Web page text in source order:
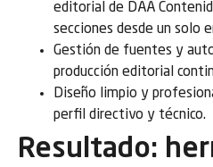
editorial de DAA
secciones desde un solo
Gestión de fuentes y
producción editorial
Diseño limpio y
perfil directivo y técnico.
Resultado: